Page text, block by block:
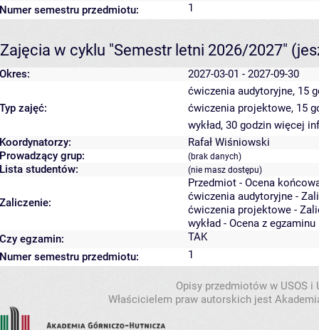
Numer semestru przedmiotu:
1
Zajęcia w cyklu "Semestr letni 2026/2027"
Okres: 2027-03-01 - 2027-09-30
Typ zajęć:
ćwiczenia audytoryjne, 15
ćwiczenia projektowe, 15
wykład, 30 godzin więcej
Koordynatorzy:
Rafał Wiśniowski
Prowadzący grup:
(brak danych)
Lista studentów: (nie masz dostępu)
Zaliczenie:
Przedmiot - Ocena
ćwiczenia audytoryjne -
ćwiczenia projektowe -
wykład - Ocena z egzaminu
Czy egzamin:
TAK
Numer semestru przedmiotu:
1
Opisy przedmiotów w USOS
Właścicielem praw autorskich jest